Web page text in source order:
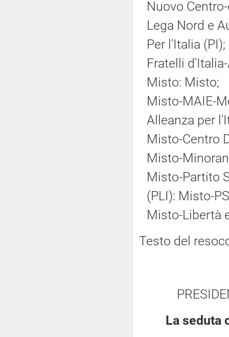
Nuovo
Lega Nord e
Per l'Italia (PI);
Fratelli
Misto: Misto;
Misto-MAIE-
Alleanza per
Misto-Centro
Misto-
Misto-Partito
(PLI): Misto-
Misto-Libertà
Testo del
La seduta